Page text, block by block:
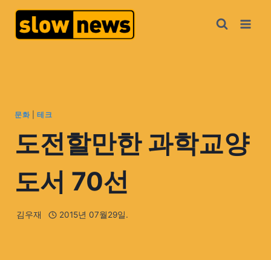
문화| 테크
도전할만한 과학교양
도서 70선
김우재 2015년 07월29일.